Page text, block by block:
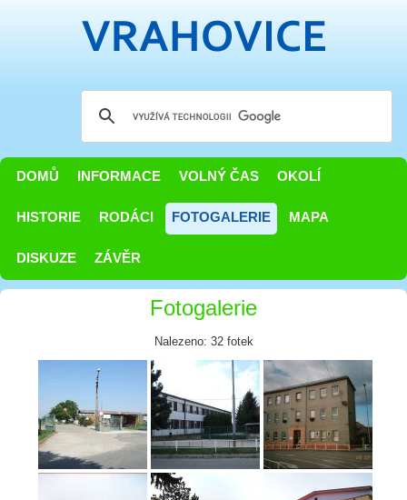
DOMŮ INFORMACE VOLNÝ ČAS OKOLÍ
HISTORIE RODÁCI FOTOGALERIE MAPA
DISKUZE ZÁVĚR
Fotogalerie
Nalezeno: 32 fotek